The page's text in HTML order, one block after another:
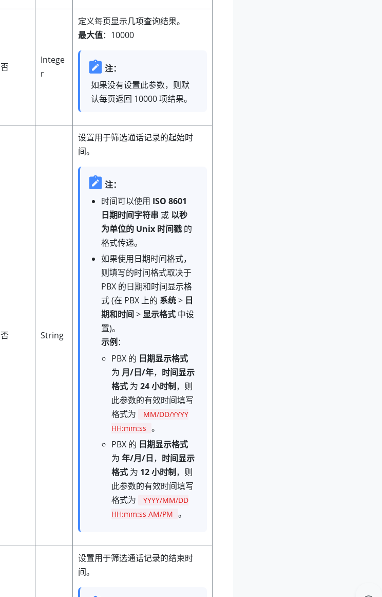
否
Intege
r
定义每页显示几项查询结果。
最大值：10000
注：
如果没有设置此参数，则默
认每页返回 10000 项结果。
否 String
设置用于筛选通话记录的起始时
间。
注：
时间可以使用 ISO 8601
日期时间字符串 或 以秒
为单位的 Unix 时间戳的
格式传递。
如果使用日期时间格式，
则填写的时间格式取决于
PBX 的日期和时间显示格
式 (在 PBX 上的 系统> 日
期和时间 >显示格式中设
置)。
示例 ：
PBX 的 日期显示格式
为 月/日/年， 时间显示
格式为 24 小时制 ，则
此参数的有效时间填写
格式为
MM/DD/YYYY
HH:mm:ss 。
PBX 的 日期显示格式
为 年/月/日， 时间显示
格式为 12 小时制 ，则
此参数的有效时间填写
格式为
YYYY/MM/DD
HH:mm:ss AM/PM 。
设置用于筛选通话记录的结束时
间。